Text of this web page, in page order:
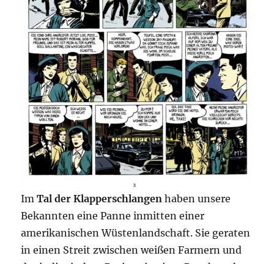
ImTal der Klapperschlangen haben unsere
Bekannten eine Panne inmitten einer
amerikanischen Wüstenlandschaft. Sie geraten
in einen Streit zwischen weißen Farmern und